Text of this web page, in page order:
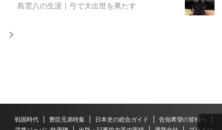
島雲八の生涯｜弓で大出世を果たす
戦国時代 豊臣兄弟特集 日本史の総合ガイド
告知希望の皆様へ